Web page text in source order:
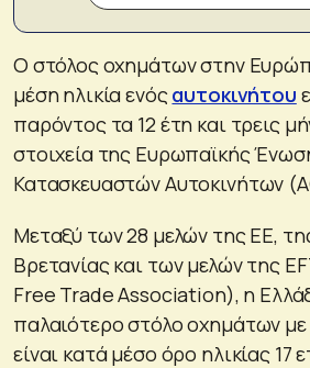
Ο στόλος οχημάτων στην
μέση ηλικία ενόςαυτοκινήτου
παρόντος τα 12 έτη και τρεις
στοιχεία της Ευρωπαϊκής
Κατασκευαστών Αυτοκινήτων
Μεταξύ των 28 μελών της ΕΕ,
Βρετανίας και των μελών της
Free Trade Association), η
παλαιότερο στόλο οχημάτων
είναι κατά μέσο όρο ηλικίας 17